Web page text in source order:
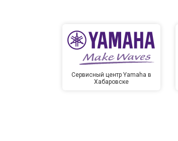
Сервисный центр Yamaha в
Хабаровске